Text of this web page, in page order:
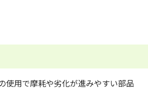
使用で摩耗や劣化が進みやすい部品